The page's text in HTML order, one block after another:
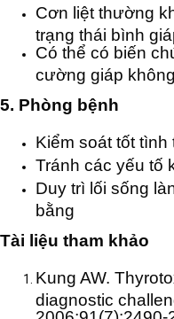
Cơn liệt thường
trạng thái bình
Có thể có biến
cường giáp
5. Phòng bệnh
Kiểm soát tốt
Tránh các yếu tố
Duy trì lối sống
bằng
Tài liệu tham khảo
Kung AW.
diagnostic
2006;91(7):2490-